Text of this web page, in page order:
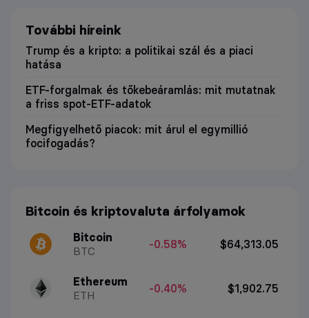
További híreink
Trump és a kripto: a politikai szál és a piaci
hatása
ETF-forgalmak és tőkebeáramlás: mit mutatnak
a friss spot-ETF-adatok
Megfigyelhető piacok: mit árul el egymillió
focifogadás?
Bitcoin és kriptovaluta árfolyamok
Bitcoin
BTC
-0.58% $64,313.05
Ethereum
ETH
-0.40% $1,902.75